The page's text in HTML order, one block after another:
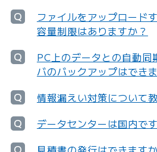
Q
ファイルをアップロード
容量制限はありますか？
Q
PC上のデータとの自動同
バのバックアップはでき
Q
情報漏えい対策について
Q
データセンターは国内で
Q